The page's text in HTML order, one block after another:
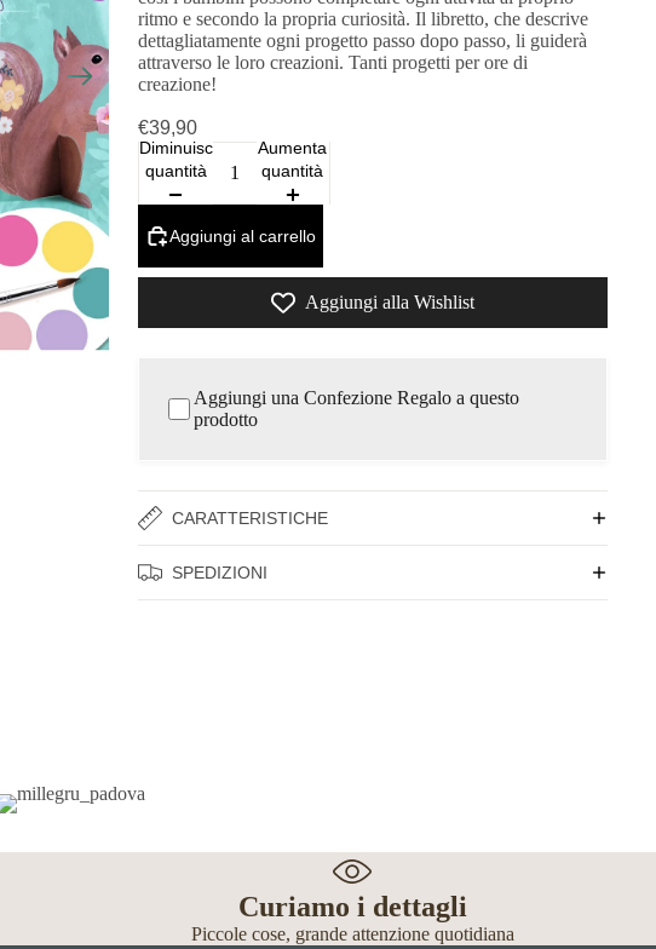
ritmo e secondo la propria curiosità. Il libretto, che descrive
dettagliatamente ogni progetto passo dopo passo, li guiderà
attraverso le loro creazioni. Tanti progetti per ore di
creazione!
€39,90
Diminuisci
quantità
Aumenta
quantità
Aggiungi al carrello
Aggiungi alla Wishlist
Aggiungi una Confezione Regalo a questo
prodotto
CARATTERISTICHE
SPEDIZIONI
Curiamo i dettagli
Piccole cose, grande attenzione quotidiana